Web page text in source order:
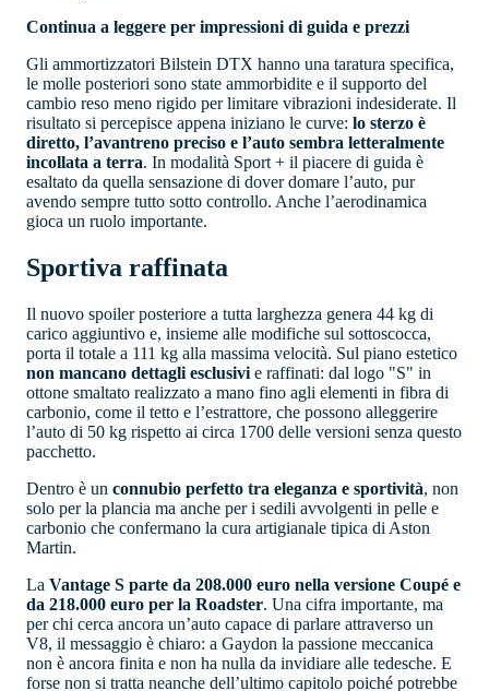
Continua a leggere per impressioni di guida e prezzi
Gli ammortizzatori Bilstein DTX hanno una taratura specifica,
le molle posteriori sono state ammorbidite e il supporto del
cambio reso meno rigido per limitare vibrazioni indesiderate. Il
risultato si percepisce appena iniziano le curve: lo sterzo è
diretto, l’avantreno preciso e l’auto sembra letteralmente
incollata a terra. In modalità Sport + il piacere di guida è
esaltato da quella sensazione di dover domare l’auto, pur
avendo sempre tutto sotto controllo. Anche l’aerodinamica
gioca un ruolo importante.
Sportiva raffinata
Il nuovo spoiler posteriore a tutta larghezza genera 44 kg di
carico aggiuntivo e, insieme alle modifiche sul sottoscocca,
porta il totale a 111 kg alla massima velocità. Sul piano estetico
non mancano dettagli esclusivi e raffinati: dal logo "S" in
ottone smaltato realizzato a mano fino agli elementi in fibra di
carbonio, come il tetto e l’estrattore, che possono alleggerire
l’auto di 50 kg rispetto ai circa 1700 delle versioni senza questo
pacchetto.
Dentro è un connubio perfetto tra eleganza e sportività, non
solo per la plancia ma anche per i sedili avvolgenti in pelle e
carbonio che confermano la cura artigianale tipica di Aston
Martin.
La Vantage S parte da 208.000 euro nella versione Coupé e
da 218.000 euro per la Roadster. Una cifra importante, ma
per chi cerca ancora un’auto capace di parlare attraverso un
V8, il messaggio è chiaro: a Gaydon la passione meccanica
non è ancora finita e non ha nulla da invidiare alle tedesche. E
forse non si tratta neanche dell’ultimo capitolo poiché potrebbe